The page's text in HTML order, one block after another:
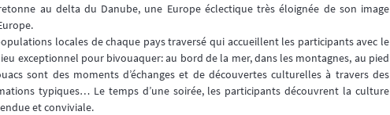
au delta du Danube, une Europe éclectique très éloignée de son image
locales de chaque pays traversé qui accueillent les participants avec le
exceptionnel pour bivouaquer: au bord de la mer, dans les montagnes, au pied
sont des moments d’échanges et de découvertes culturelles à travers des
typiques… Le temps d’une soirée, les participants découvrent la culture
et conviviale.